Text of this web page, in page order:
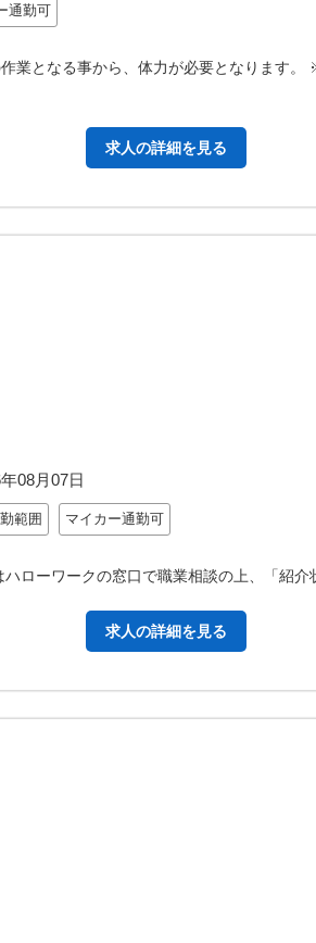
通勤可
業となる事から、体力が必要となります
求人の詳細を見る
08月07日
範囲 マイカー通勤可
ーワークの窓口で職業相談の上、「紹介
求人の詳細を見る